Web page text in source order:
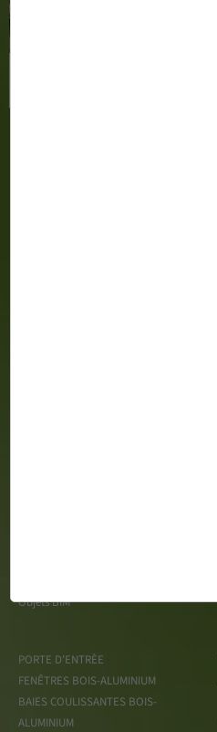
Objets BIM
PORTE D'ENTRÈE
FENÊTRES BOIS-ALUMINIUM
BAIES COULISSANTES BOIS-
ALUMINIUM